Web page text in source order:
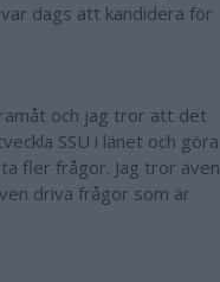
dags att kandidera för
och jag tror att det
SSU i länet och göra
fler frågor. Jag tror även
driva frågor som är